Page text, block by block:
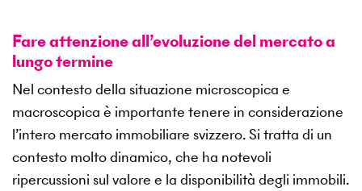
Fare attenzione all’evoluzione del mercato a
lungo termine
Nel contesto della situazione microscopica e
macroscopica è importante tenere in considerazione
l’intero mercato immobiliare svizzero. Si tratta di un
contesto molto dinamico, che ha notevoli
ripercussioni sul valore e la disponibilità degli immobili.